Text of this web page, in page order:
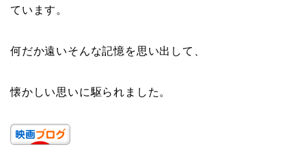
ています。
何だか遠いそんな記憶を思い出して、
懐かしい思いに駆られました。